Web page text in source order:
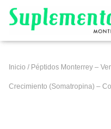
Inicio / Péptidos Monterrey –
Crecimiento (Somatropina) –